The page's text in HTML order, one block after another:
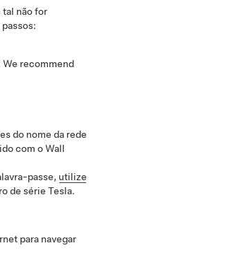
tal não for
recommend
do nome da rede
com o Wall
passe, utilize
de série Tesla.
para navegar